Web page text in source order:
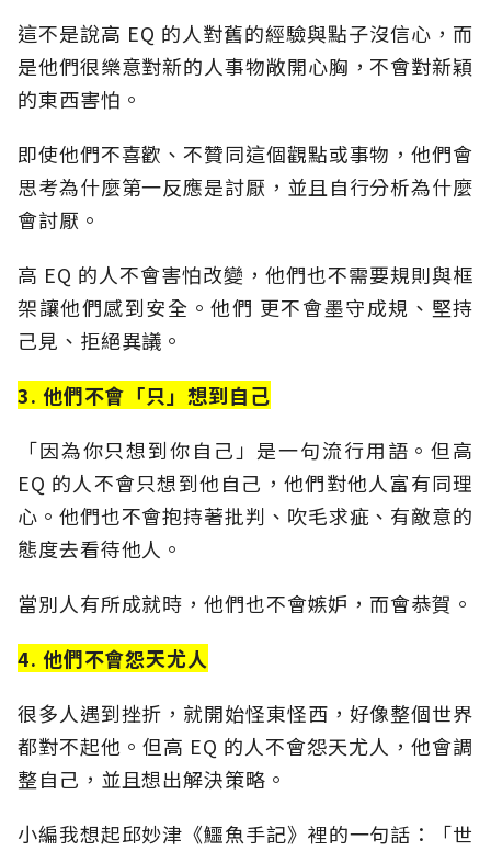
這不是說高 EQ 的人對舊的經驗與點子沒信心，而
是他們很樂意對新的人事物敞開心胸，不會對新穎
的東西害怕。
即使他們不喜歡、不贊同這個觀點或事物，他們會
思考為什麼第一反應是討厭，並且自行分析為什麼
會討厭。
高 EQ 的人不會害怕改變，他們也不需要規則與框
架讓他們感到安全。他們 更不會墨守成規、堅持
己見、拒絕異議。
3. 他們不會「只」想到自己
「因為你只想到你自己」是一句流行用語。但高
EQ 的人不會只想到他自己，他們對他人富有同理
心。他們也不會抱持著批判、吹毛求疵、有敵意的
態度去看待他人。
當別人有所成就時，他們也不會嫉妒，而會恭賀。
4. 他們不會怨天尤人
很多人遇到挫折，就開始怪東怪西，好像整個世界
都對不起他。但高 EQ 的人不會怨天尤人，他會調
整自己，並且想出解決策略。
小編我想起邱妙津《鱷魚手記》裡的一句話：「世